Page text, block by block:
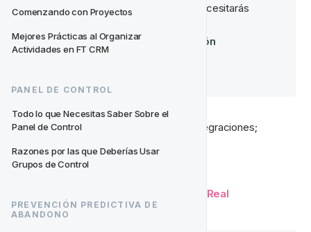
Comenzando con Proyectos
Mejores Prácticas al Organizar
Actividades en FT CRM
PANEL DE CONTROL
Todo lo que Necesitas Saber Sobre el
Panel de Control
Razones por las que Deberías Usar
Grupos de Control
PREVENCIÓN PREDICTIVA DE
ABANDONO
Para aprovechar esta plantilla, necesitarás
Eventos de Inicio de Sesión
Lee aquí para más información sobre integraciones;
Pagos en Datos en Tiempo Real
Inicio de Sesión en Datos en Tiempo Real